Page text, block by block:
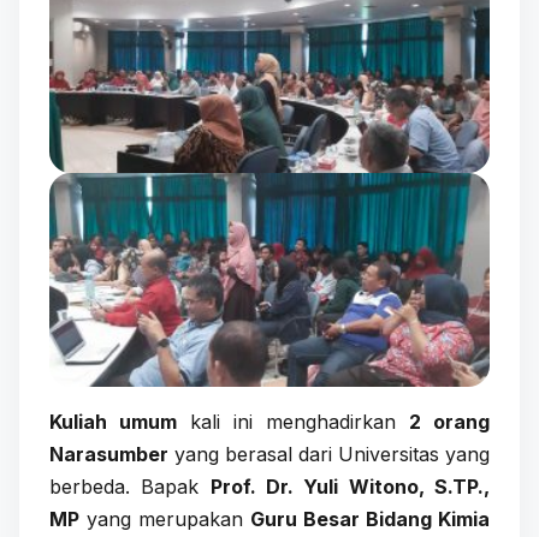
Kuliah umum kali ini menghadirkan 2 orang
Narasumber yang berasal dari Universitas yang
berbeda. Bapak Prof. Dr. Yuli Witono, S.TP.,
MP yang merupakan Guru Besar Bidang Kimia